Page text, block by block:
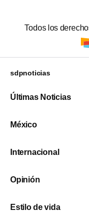
Todos los
sdpnoticias
Últimas Noticias
México
Internacional
Opinión
Estilo de vida